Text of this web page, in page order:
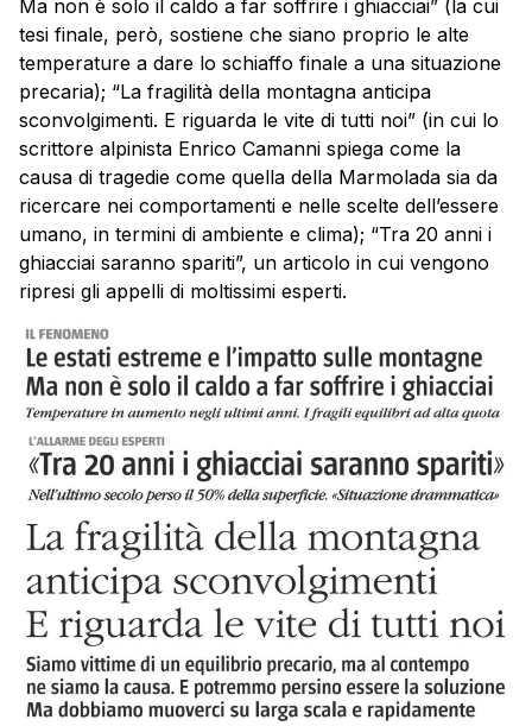
Ma non è solo il caldo a far soffrire i ghiacciai” (la cui
tesi finale, però, sostiene che siano proprio le alte
temperature a dare lo schiaffo finale a una situazione
precaria); “La fragilità della montagna anticipa
sconvolgimenti. E riguarda le vite di tutti noi” (in cui lo
scrittore alpinista Enrico Camanni spiega come la
causa di tragedie come quella della Marmolada sia da
ricercare nei comportamenti e nelle scelte dell’essere
umano, in termini di ambiente e clima); “Tra 20 anni i
ghiacciai saranno spariti”, un articolo in cui vengono
ripresi gli appelli di moltissimi esperti.